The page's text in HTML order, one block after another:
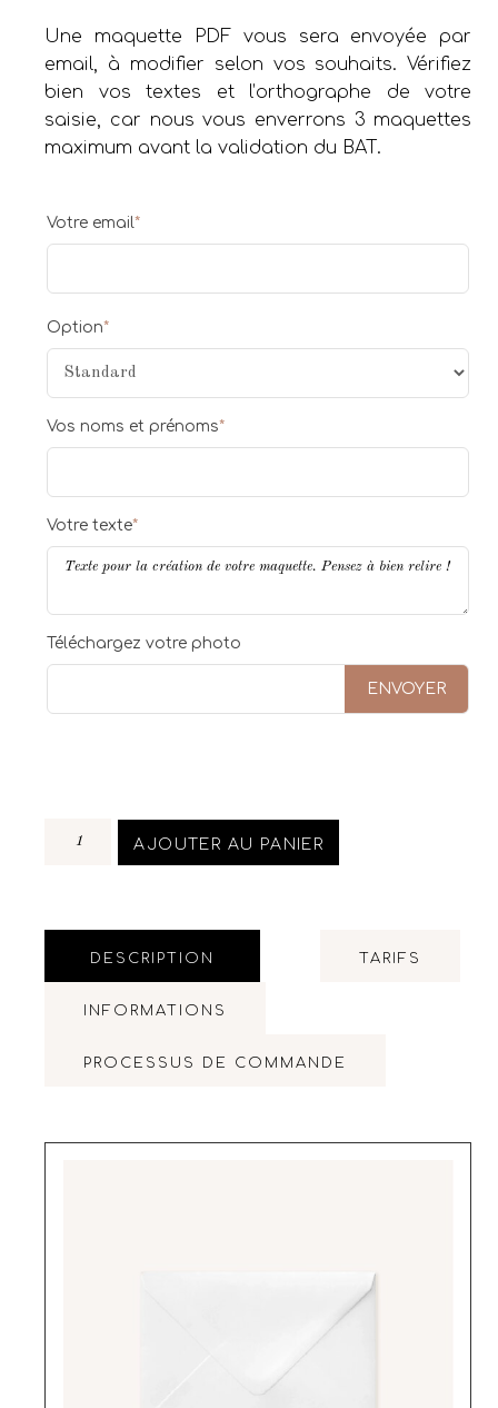
Une maquette PDF vous sera envoyée par
email, à modifier selon vos souhaits. Vérifiez
bien vos textes et l’orthographe de votre
saisie, car nous vous enverrons 3 maquettes
maximum avant la validation du BAT.
Votre email*
Option*
Vos noms et prénoms*
Votre texte*
Téléchargez votre photo
ENVOYER
AJOUTER AU PANIER
DESCRIPTION TARIFS
INFORMATIONS
PROCESSUS DE COMMANDE